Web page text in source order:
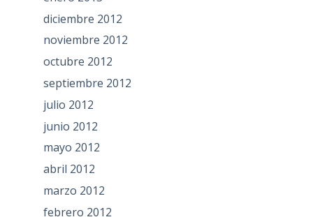
diciembre 2012
noviembre 2012
octubre 2012
septiembre 2012
julio 2012
junio 2012
mayo 2012
abril 2012
marzo 2012
febrero 2012